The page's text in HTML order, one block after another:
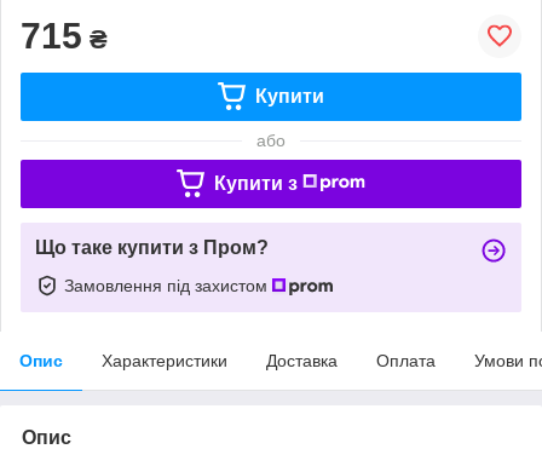
715 ₴
Купити
або
Купити з
Що таке купити з Пром?
Замовлення під захистом
Опис Характеристики Доставка Оплата Умови
Опис